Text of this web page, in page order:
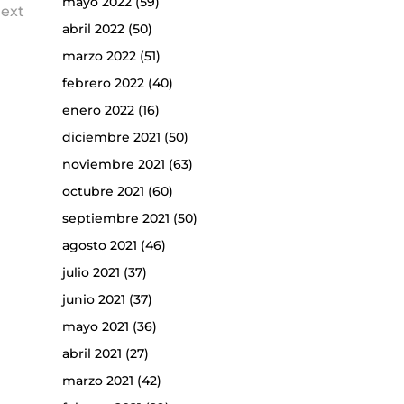
abril 2022(50)
marzo 2022(51)
febrero 2022(40)
enero 2022(16)
diciembre 2021 (50)
noviembre 2021 (63)
octubre 2021 (60)
septiembre 2021 (50)
agosto 2021 (46)
julio 2021 (37)
junio 2021 (37)
mayo 2021 (36)
abril 2021 (27)
marzo 2021 (42)